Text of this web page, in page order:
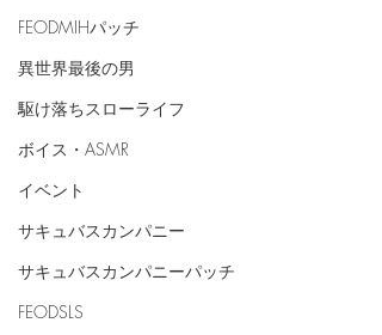
FEODMIHパッチ
異世界最後の男
駆け落ちスローライフ
ボイス・ASMR
イベント
サキュバスカンパニー
サキュバスカンパニーパッチ
FEODSLS